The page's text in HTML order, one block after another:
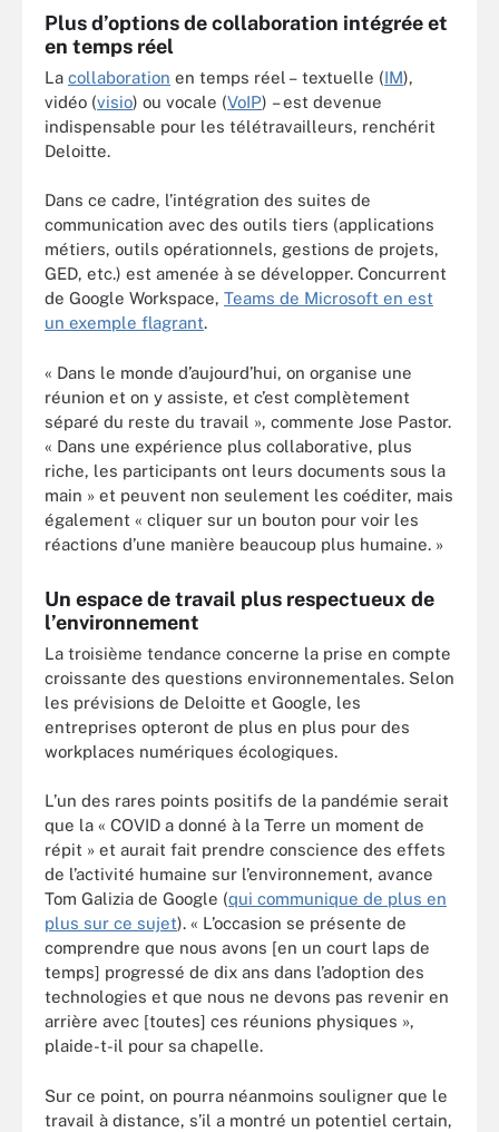
Plus d’options de collaboration intégrée et
en temps réel
La collaboration en temps réel – textuelle (IM),
vidéo (visio) ou vocale (VoIP) – est devenue
indispensable pour les télétravailleurs, renchérit
Deloitte.
Dans ce cadre, l’intégration des suites de
communication avec des outils tiers (applications
métiers, outils opérationnels, gestions de projets,
GED, etc.) est amenée à se développer. Concurrent
de Google Workspace, Teams de Microsoft en est
un exemple flagrant.
« Dans le monde d’aujourd’hui, on organise une
réunion et on y assiste, et c’est complètement
séparé du reste du travail », commente Jose Pastor.
« Dans une expérience plus collaborative, plus
riche, les participants ont leurs documents sous la
main » et peuvent non seulement les coéditer, mais
également « cliquer sur un bouton pour voir les
réactions d’une manière beaucoup plus humaine. »
Un espace de travail plus respectueux de
l’environnement
La troisième tendance concerne la prise en compte
croissante des questions environnementales. Selon
les prévisions de Deloitte et Google, les
entreprises opteront de plus en plus pour des
workplaces numériques écologiques.
L’un des rares points positifs de la pandémie serait
que la « COVID a donné à la Terre un moment de
répit » et aurait fait prendre conscience des effets
de l’activité humaine sur l’environnement, avance
Tom Galizia de Google (qui communique de plus en
plus sur ce sujet). « L’occasion se présente de
comprendre que nous avons [en un court laps de
temps] progressé de dix ans dans l’adoption des
technologies et que nous ne devons pas revenir en
arrière avec [toutes] ces réunions physiques »,
plaide-t-il pour sa chapelle.
Sur ce point, on pourra néanmoins souligner que le
travail à distance, s’il a montré un potentiel certain,